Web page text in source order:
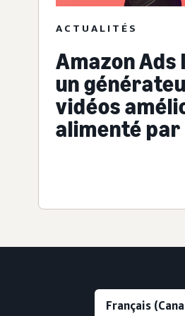
ACTUALITÉS
Amazon Ads
un
vidéos
alimenté par